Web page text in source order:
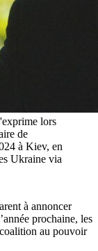
lors
de
à Kiev, en
Ukraine via
à annoncer
prochaine, les
au pouvoir